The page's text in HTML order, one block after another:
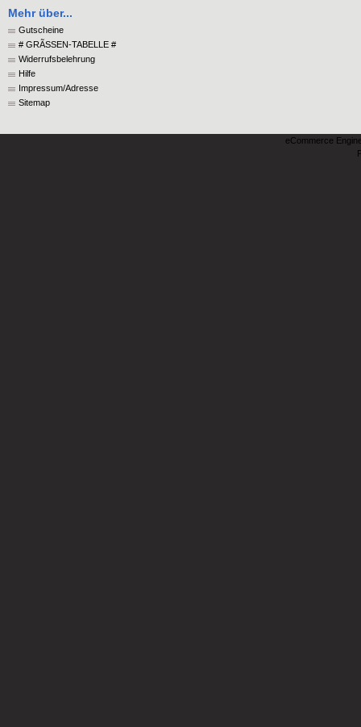
Mehr über...
Gutscheine
# GRÃSSEN-TABELLE #
Widerrufsbelehrung
Hilfe
Impressum/Adresse
Sitemap
eCommerce